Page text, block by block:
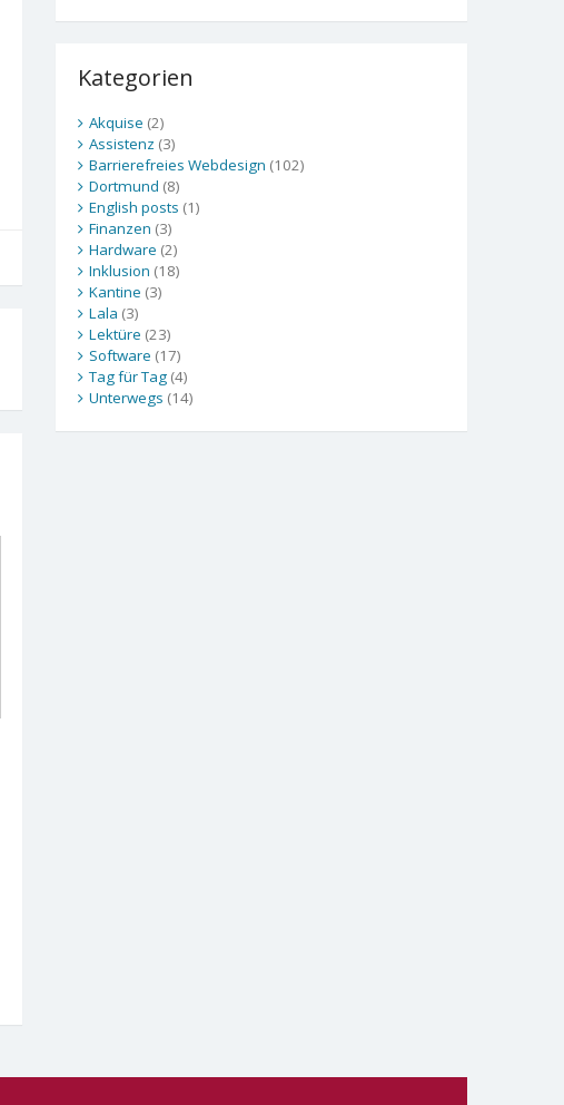
Kategorien
Akquise (2)
Assistenz (3)
Barrierefreies Webdesign (102)
Dortmund (8)
English posts (1)
Finanzen (3)
Hardware (2)
Inklusion (18)
Kantine (3)
Lala (3)
Lektüre (23)
Software (17)
Tag für Tag(4)
Unterwegs (14)